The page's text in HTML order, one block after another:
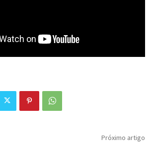
Próximo artigo